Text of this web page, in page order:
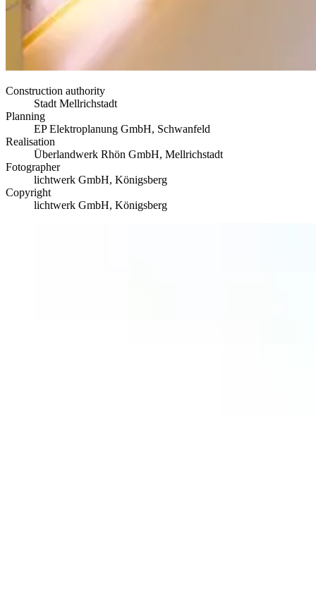
Construction authority
Stadt Mellrichstadt
Planning
EP Elektroplanung GmbH, Schwanfeld
Realisation
Überlandwerk Rhön GmbH, Mellrichstadt
Fotographer
lichtwerk GmbH, Königsberg
Copyright
lichtwerk GmbH, Königsberg